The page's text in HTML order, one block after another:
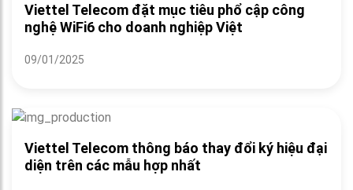
Viettel Telecom đặt mục tiêu phổ cập công
nghệ WiFi6 cho doanh nghiệp Việt
09/01/2025
Viettel Telecom thông báo thay đổi ký hiệu đại
diện trên các mẫu hợp nhất